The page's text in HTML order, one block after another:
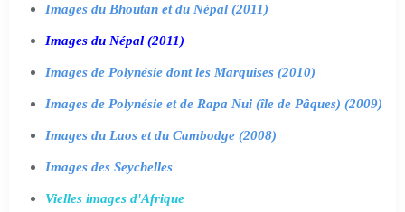
Images du Bhoutan et du Népal (2011)
Images du Népal (2011)
Images de Polynésie dont les Marquises (2010)
Images de Polynésie et de Rapa Nui (île de Pâques) (2009)
Images du Laos et du Cambodge (2008)
Images des Seychelles
Vielles images d'Afrique